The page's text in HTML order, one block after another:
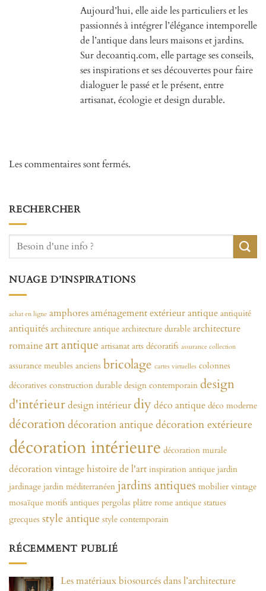
Aujourd’hui, elle aide les particuliers et les
passionnés à intégrer l’élégance intemporelle
de l’antique dans leurs maisons et jardins.
Sur decoantiq.com, elle partage ses conseils,
ses inspirations et ses découvertes pour faire
dialoguer le passé et le présent, entre
artisanat, écologie et design durable.
Les commentaires sont fermés.
RECHERCHER
NUAGE D’INSPIRATIONS
achat en ligne amphoresaménagement extérieurantique antiquité
antiquités architecture antique architecture durable architecture
romaineart antique artisanat arts décoratifs assurance collection
assurance meubles anciens bricolage cartes virtuelles colonnes
décoratives construction durable design contemporain design
d'intérieurdesign intérieur diy déco antique déco moderne
décorationdécoration antiquedécoration extérieure
décoration intérieure décoration murale
décoration vintagehistoire de l'art inspiration antique jardin
jardinage jardin méditerranéen jardins antiques mobilier vintage
mosaïque motifs antiques pergolas plâtre rome antique statues
grecques style antique style contemporain
RÉCEMMENT PUBLIÉ
Les matériaux biosourcés dans l’architecture